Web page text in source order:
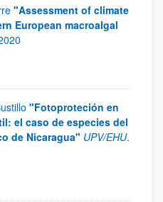
"Assessment of climate
European macroalgal
"Fotoproteción en
el caso de especies del
de Nicaragua" UPV/EHU.